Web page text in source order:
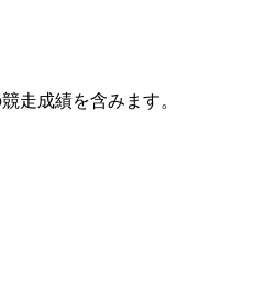
走成績を含みます。